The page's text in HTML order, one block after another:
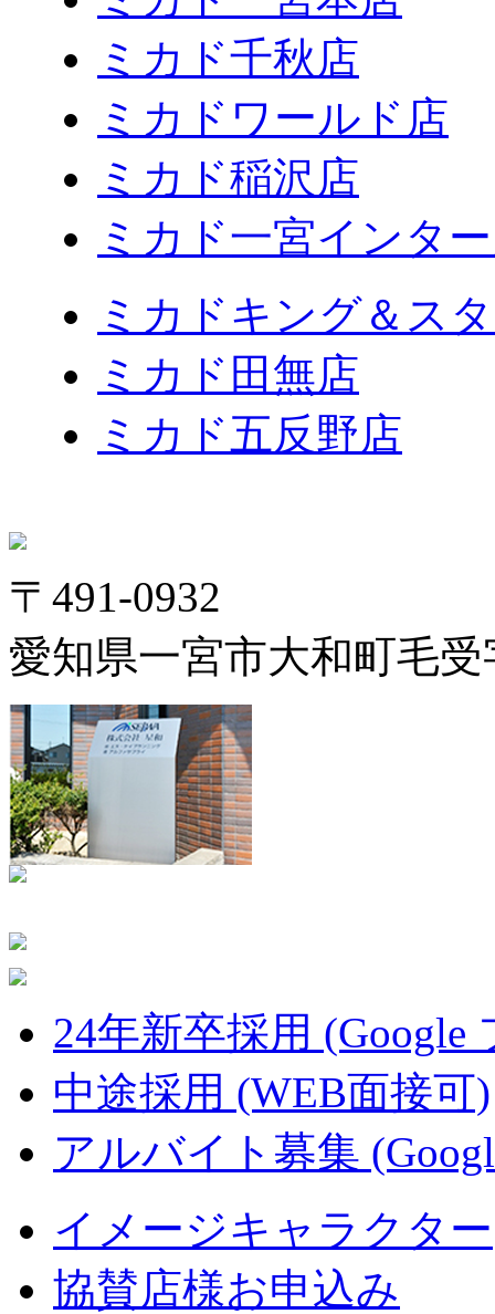
ミカド千秋店
ミカドワールド店
ミカド稲沢店
ミカド一宮インタ
ミカドキング＆ス
ミカド田無店
ミカド五反野店
〒491-0932
愛知県一宮市大和町毛受
24年新卒採用 (Google
中途採用 (WEB面接可)
アルバイト募集
イメージキャラクター
協賛店様お申込み